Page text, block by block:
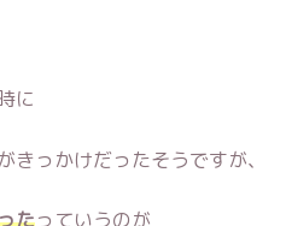
に
っかけだったそうですが、
たっていうのが